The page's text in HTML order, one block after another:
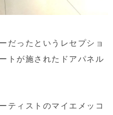
だったというレセプショ
トが施されたドアパネル
ティストのマイエメッコ